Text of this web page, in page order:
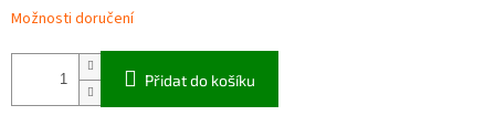
Možnosti doručení
Přidat do košíku